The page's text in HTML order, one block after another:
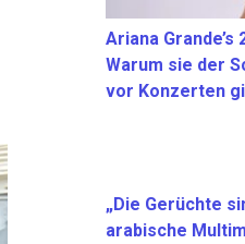
Ariana Grande’s
Warum sie der
vor Konzerten
„Die Gerüchte
arabische